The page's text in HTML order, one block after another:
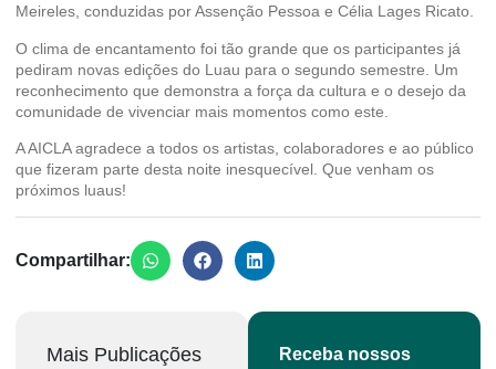
Meireles, conduzidas por Assenção Pessoa e Célia Lages Ricato.
O clima de encantamento foi tão grande que os participantes já
pediram novas edições do Luau para o segundo semestre. Um
reconhecimento que demonstra a força da cultura e o desejo da
comunidade de vivenciar mais momentos como este.
A AICLA agradece a todos os artistas, colaboradores e ao público
que fizeram parte desta noite inesquecível. Que venham os
próximos luaus!
Compartilhar:
Mais Publicações
Receba nossos